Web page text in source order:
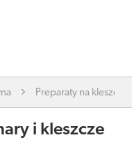
Preparaty na kleszcze
i kleszcze